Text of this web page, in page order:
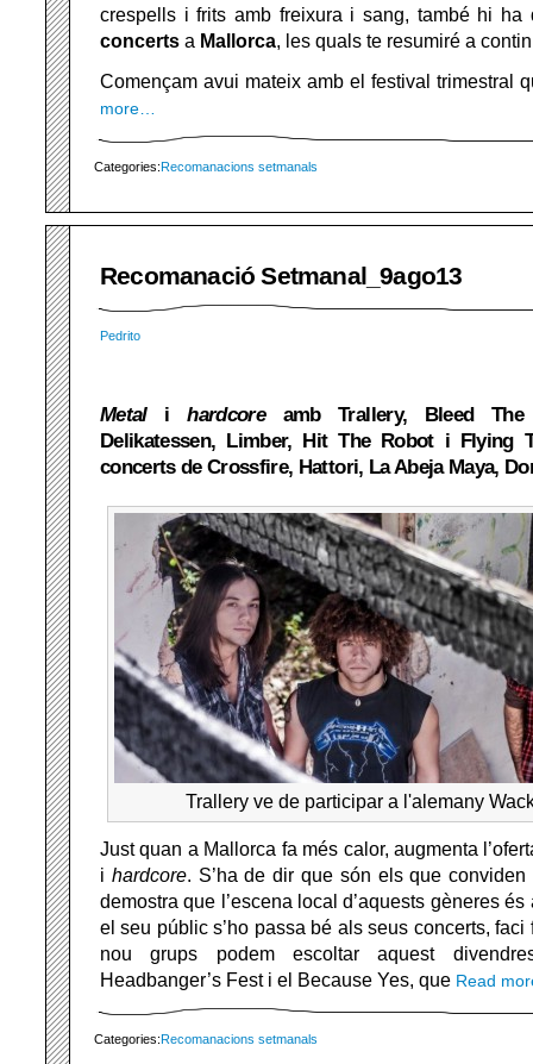
crespells i frits amb freixura i sang, també hi ha
concerts a Mallorca, les quals te resumiré a
Començam avui mateix amb el festival trimestral
more…
Categories:Recomanacions setmanals
Recomanació Setmanal_9ago13
Pedrito
Metal ihardcore amb Trallery, Bleed
Delikatessen, Limber, Hit The Robot i Flying
concerts de Crossfire, Hattori, La Abeja Maya,
Trallery ve de participar a l'alemany
Just quan a Mallorca fa més calor, augmenta
i hardcore. S’ha de dir que són els que
demostra que l’escena local d’aquests gèneres
el seu públic s’ho passa bé als seus concerts,
nou grups podem escoltar aquest
Headbanger’s Fest i el Because Yes, que Read
Categories:Recomanacions setmanals